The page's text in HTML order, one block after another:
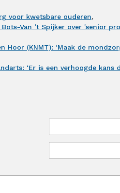
voor kwetsbare ouderen,
Bots-Van ’t Spijker over 'senior
Hoor (KNMT): ‘Maak de
‘Er is een verhoogde